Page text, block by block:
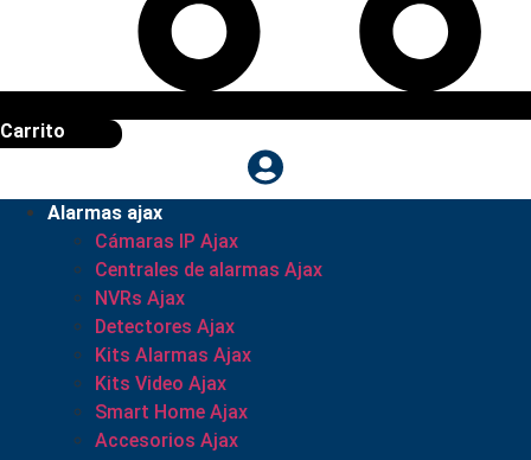
Carrito
Alarmas ajax
Cámaras IP Ajax
Centrales de alarmas Ajax
NVRs Ajax
Detectores Ajax
Kits Alarmas Ajax
Kits Video Ajax
Smart Home Ajax
Accesorios Ajax